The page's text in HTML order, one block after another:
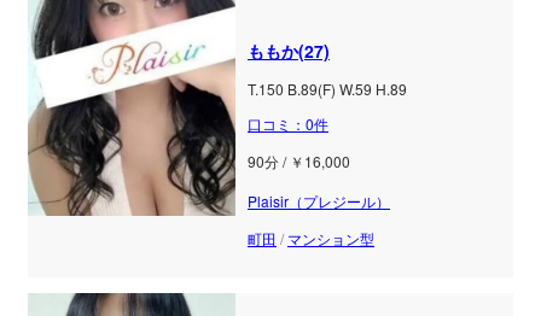
ももか(27)
T.150 B.89(F) W.59 H.89
口コミ：0件
90分 / ￥16,000
Plaisir（プレジール）
町田 /マンション型